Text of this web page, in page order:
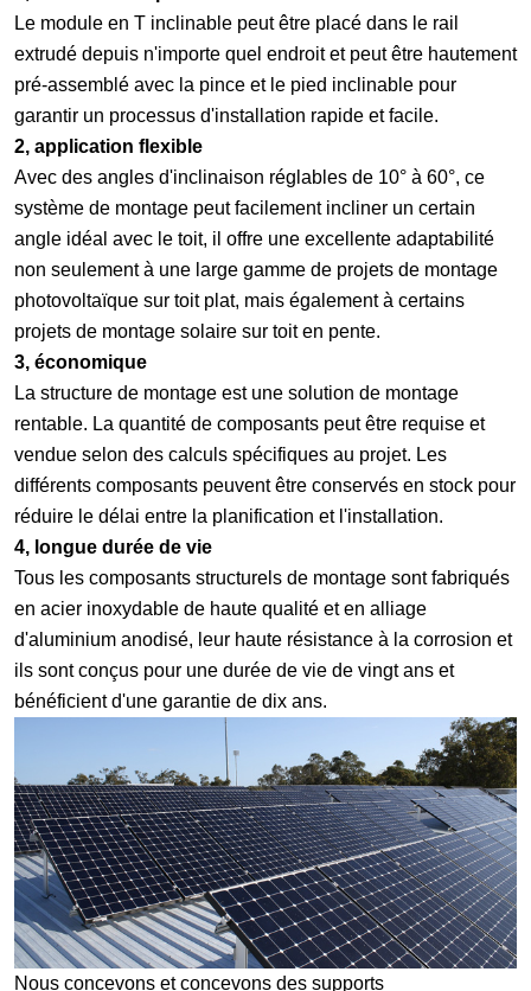
Le module en T inclinable peut être placé dans le rail
extrudé depuis n'importe quel endroit et peut être hautement
pré-assemblé avec la pince et le pied inclinable pour
garantir un processus d'installation rapide et facile.
2, application flexible
Avec des angles d'inclinaison réglables de 10° à 60°, ce
système de montage peut facilement incliner un certain
angle idéal avec le toit, il offre une excellente adaptabilité
non seulement à une large gamme de projets de montage
photovoltaïque sur toit plat, mais également à certains
projets de montage solaire sur toit en pente.
3, économique
La structure de montage est une solution de montage
rentable. La quantité de composants peut être requise et
vendue selon des calculs spécifiques au projet. Les
différents composants peuvent être conservés en stock pour
réduire le délai entre la planification et l'installation.
4, longue durée de vie
Tous les composants structurels de montage sont fabriqués
en acier inoxydable de haute qualité et en alliage
d'aluminium anodisé, leur haute résistance à la corrosion et
ils sont conçus pour une durée de vie de vingt ans et
bénéficient d'une garantie de dix ans.
Nous concevons et concevons des supports